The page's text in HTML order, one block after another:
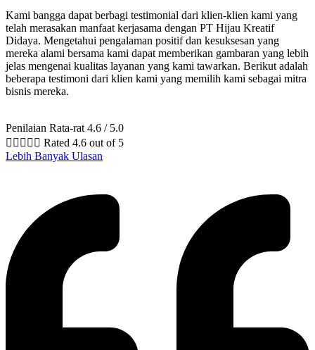
Kami bangga dapat berbagi testimonial dari klien-klien kami yang
telah merasakan manfaat kerjasama dengan PT Hijau Kreatif
Didaya. Mengetahui pengalaman positif dan kesuksesan yang
mereka alami bersama kami dapat memberikan gambaran yang lebih
jelas mengenai kualitas layanan yang kami tawarkan. Berikut adalah
beberapa testimoni dari klien kami yang memilih kami sebagai mitra
bisnis mereka.
Penilaian Rata-rat 4.6 / 5.0
     Rated 4.6 out of 5
Lebih Banyak Ulasan